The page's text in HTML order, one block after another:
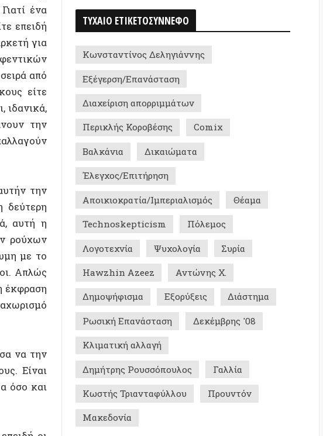
Περικλής Κοροβέσης Comix
Βαλκάνια Δικαιώματα
Έλεγχος/Επιτήρηση
Αποικιοκρατία/Ιμπεριαλισμός Θέαμα
Technoskepticism
Λογοτεχνία Ψυχολογία Συρία
Hawzhin Azeez Αντώνης Χ.
Ρωσική Επανάσταση Δεκέμβρης '08
Κλιματική αλλαγή
Δημήτρης Ρουσσόπουλος Γαλλία
Κωστής Τριανταφύλλου Προυντόν
Μακεδονία
ΠΟΛΙΤΕΣ ΜΕ ΜΝΗΜΗ - ΙΣΤΟΡΙΚΑ